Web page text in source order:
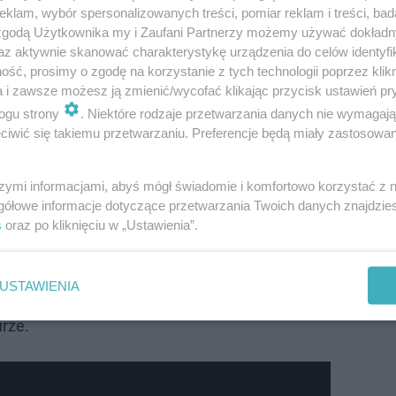
mazurskiego wydano alerty pierwszego i
wiatruo średniej prędkości w przedziale od 40
rzędu 115 km/h
na terenie województwa pomorskiego. Tam właśnie
stopnia, który wiąże się z ryzykiem zjawisk o
wiać ze średnią prędkością do 80 km/h, a w porywach
zrywania pokryć dachowych, powalania drzew oraz
wybór spersonalizowanych treści, pomiar reklam i treści,
Użytkownika my i Zaufani Partnerzy możemy używać
aktywnie skanować charakterystykę urządzenia do celów
prosimy o zgodę na korzystanie z tych technologii poprzez
i zawsze możesz ją zmienić/wycofać klikając przycisk ustawień
strony
. Niektóre rodzaje przetwarzania danych nie
się takiemu przetwarzaniu. Preferencje będą miały
informacjami, abyś mógł świadomie i komfortowo korzystać z
informacje dotyczące przetwarzania Twoich danych
oraz po kliknięciu w „Ustawienia”.
USTAWIENIA